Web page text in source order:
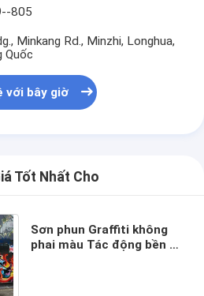
805
Minkang Rd., Minzhi, Longhua,
Quốc
với bây giờ
Tốt Nhất Cho
Sơn phun Graffiti không
phai màu Tác động bền bỉ